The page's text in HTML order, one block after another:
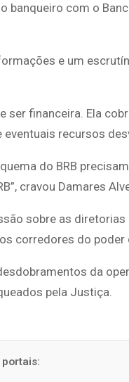
com o
e um
ser financeira. Ela
recursos
do BRB
cravou Damares
sobre as
corredores do
da
pela Justiça.